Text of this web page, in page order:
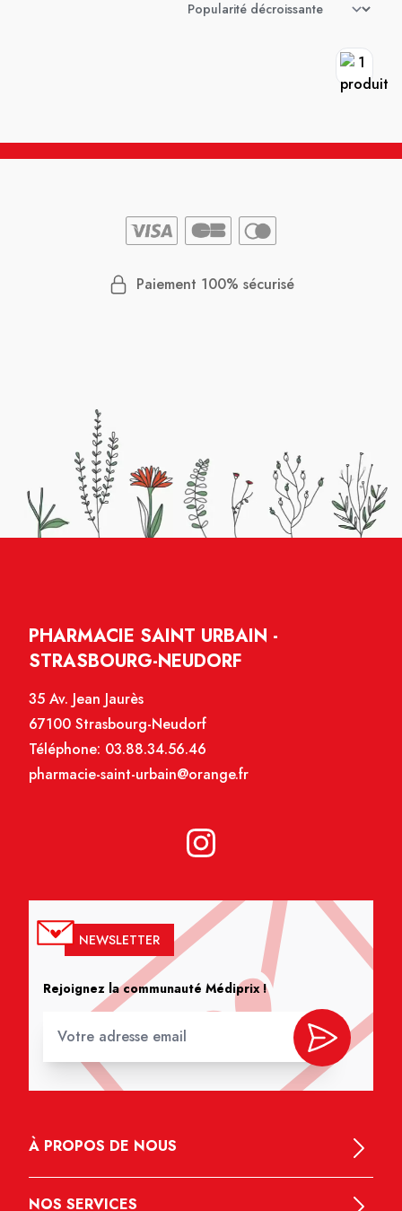
Paiement 100% sécurisé
PHARMACIE SAINT URBAIN -
STRASBOURG-NEUDORF
35 Av. Jean Jaurès
67100 Strasbourg-Neudorf
Téléphone: 03.88.34.56.46
pharmacie-saint-urbain@orange.fr
NEWSLETTER
Rejoignez la communauté Médiprix !
À PROPOS DE NOUS
NOS SERVICES